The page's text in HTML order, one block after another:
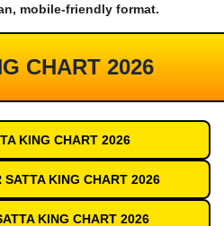
mobile-friendly format.
CHART 2026
KING CHART 2026
SATTA KING CHART 2026
KING CHART 2026